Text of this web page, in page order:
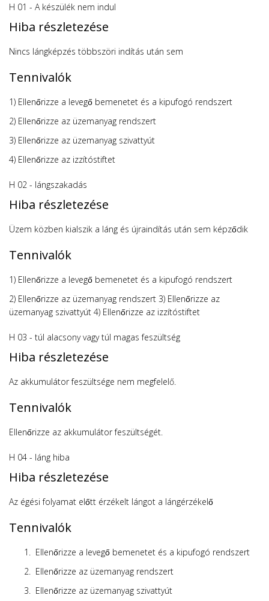
H 01 - A készülék nem indul
Hiba részletezése
Nincs lángképzés többszöri indítás után sem
Tennivalók
1) Ellenőrizze a levegő bemenetet és a kipufogó rendszert
2) Ellenőrizze az üzemanyag rendszert
3) Ellenőrizze az üzemanyag szivattyút
4) Ellenőrizze az izzítóstiftet
H 02 - lángszakadás
Hiba részletezése
Üzem közben kialszik a láng és újraindítás után sem képződik
Tennivalók
1) Ellenőrizze a levegő bemenetet és a kipufogó rendszert
2) Ellenőrizze az üzemanyag rendszert 3) Ellenőrizze az
üzemanyag szivattyút 4) Ellenőrizze az izzítóstiftet
H 03 - túl alacsony vagy túl magas feszültség
Hiba részletezése
Az akkumulátor feszültsége nem megfelelő.
Tennivalók
Ellenőrizze az akkumulátor feszültségét.
H 04 - láng hiba
Hiba részletezése
Az égési folyamat előtt érzékelt lángot a lángérzékelő
Tennivalók
Ellenőrizze a levegő bemenetet és a kipufogó rendszert
Ellenőrizze az üzemanyag rendszert
Ellenőrizze az üzemanyag szivattyút